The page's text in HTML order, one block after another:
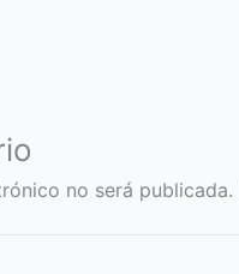
no será publicada.